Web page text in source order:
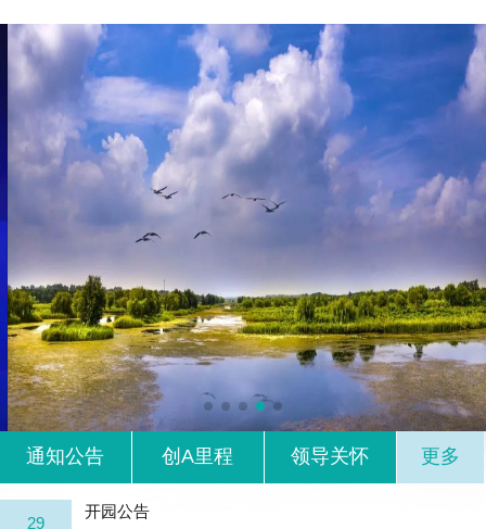
通知公告 创A里程 领导关怀 更多
29
开园公告